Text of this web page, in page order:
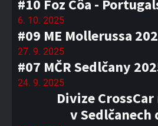
#10 Foz Côa -
6. 10. 2025
#09 ME Mollerussa
27. 9. 2025
#07 MČR Sedlčany
24. 9. 2025
Divize
v Sedlčanech